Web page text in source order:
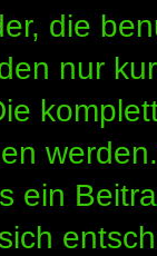
die
nur
ein